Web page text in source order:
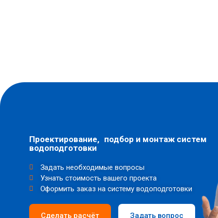
Проектирование, подбор и монтаж систем
водоподготовки
Задать необходимые вопросы
Узнать стоимость вашего проекта
Оформить заказ на систему водоподготовки
Сделать расчёт Задать вопрос